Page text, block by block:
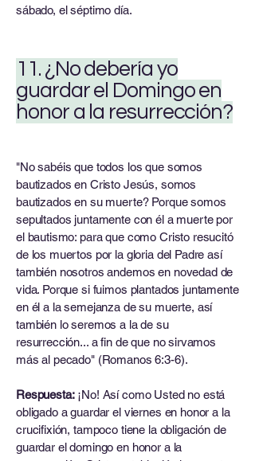
sábado, el séptimo día.
11. ¿No debería yo
guardar el Domingo en
honor a la resurrección?
"No sabéis que todos los que somos
bautizados en Cristo Jesús, somos
bautizados en su muerte? Porque somos
sepultados juntamente con él a muerte por
el bautismo: para que como Cristo resucitó
de los muertos por la gloria del Padre así
también nosotros andemos en novedad de
vida. Porque si fuimos plantados juntamente
en él a la semejanza de su muerte, así
también lo seremos a la de su
resurrección... a fin de que no sirvamos
más al pecado" (Romanos 6:3-6).
Respuesta:¡No! Así como Usted no está
obligado a guardar el viernes en honor a la
crucifixión, tampoco tiene la obligación de
guardar el domingo en honor a la